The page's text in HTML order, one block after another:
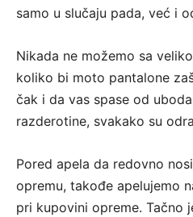
samo u slučaju pada, već i
Nikada ne možemo sa
koliko bi moto pantalone
čak i da vas spase od
razderotine, svakako su
Pored apela da redovno
opremu, takođe apelujemo
pri kupovini opreme. Tačno